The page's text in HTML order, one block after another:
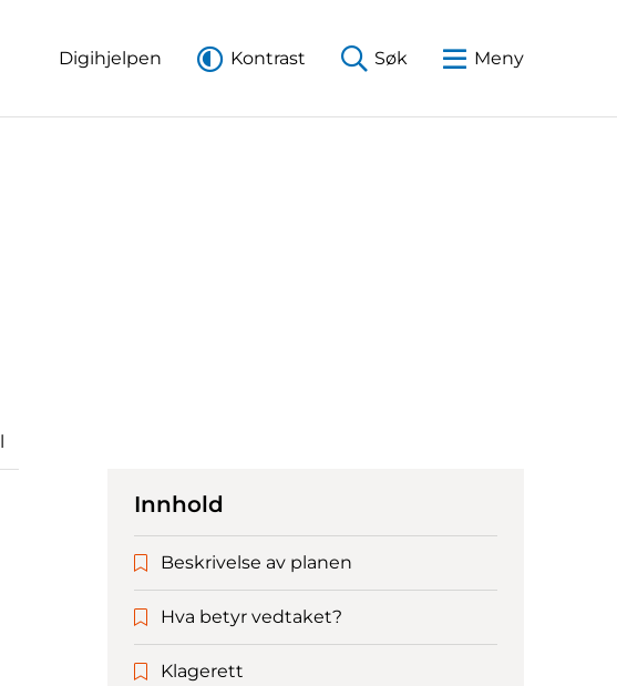
Digihjelpen Kontrast Søk Meny
Innhold
Beskrivelse av planen
Hva betyr vedtaket?
Klagerett